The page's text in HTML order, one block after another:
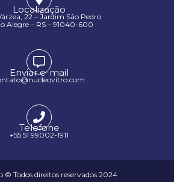
Localização
22 – Jardim São Pedro
Alegre – RS – 91040-600
Enviar e-mail
Telefone
+55 51 99002-1911
© Todos direitos reservados 2024